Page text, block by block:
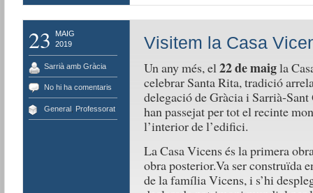
23
MAIG
2019
Sarrià amb Gràcia
No hi ha comentaris
General, Professorat
Visitem la Casa
Un any més, el22 de maigla
celebrar Santa Rita, tradició
delegació de Gràcia i Sarrià-
han passejat per tot el recinte
l’interior de l’edifici.
La Casa Vicens és la primera
obra posterior.Va ser construïda
de la família Vicens, i s’hi